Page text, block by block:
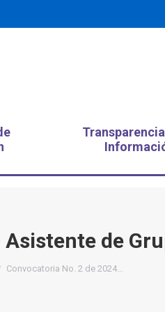
de
Convocatoria No. 2 de 2024…